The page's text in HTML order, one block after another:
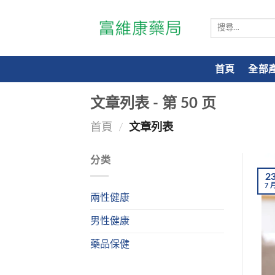
搜
鍵
字:
首頁 全部
文章列表 - 第 50 页
首頁 / 文章列表
分类
兩性健康
男性健康
藥品保健
7 月